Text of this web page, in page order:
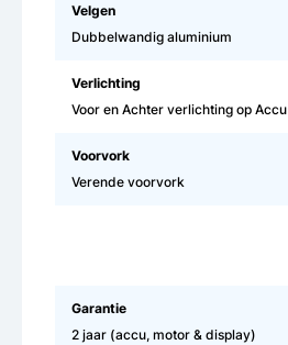
Velgen
Dubbelwandig aluminium
Verlichting
Voor en Achter verlichting op Accu
Voorvork
Verende voorvork
Garantie
2 jaar (accu, motor & display)